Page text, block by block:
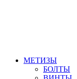
МЕТИЗЫ
БОЛТЫ